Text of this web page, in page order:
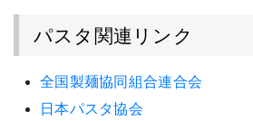
パスタ関連リンク
全国製麺協同組合連合会
日本パスタ協会